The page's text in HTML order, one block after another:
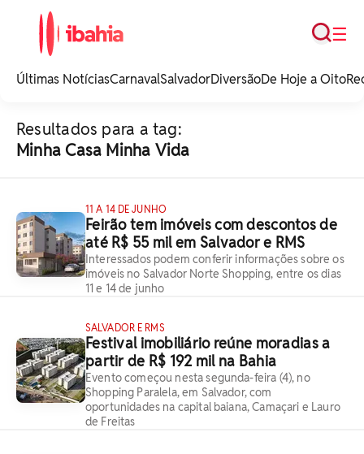
noticias e
☰
Busca
Últimas NotíciasCarnavalSalvadorDiversãoDe Hoje a Oito
Resultados para a tag:
Minha Casa Minha Vida
11 A 14 DE JUNHO
Feirão tem imóveis com descontos de
até R$ 55 mil em Salvador e RMS
Interessados podem conferir informações sobre os
imóveis no Salvador Norte Shopping, entre os dias
11 e 14 de junho
SALVADOR E RMS
Festival imobiliário reúne moradias a
partir de R$ 192 mil na Bahia
Evento começou nesta segunda-feira (4), no
Shopping Paralela, em Salvador, com
oportunidades na capital baiana, Camaçari e Lauro
de Freitas